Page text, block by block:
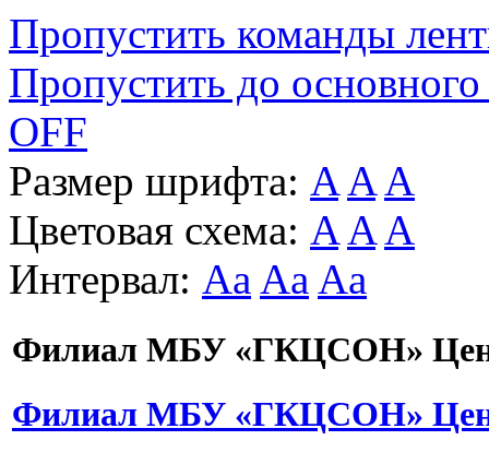
Пропустить команды
Пропустить до основного
OFF
Размер шрифта: A A A
Цветовая схема: A A A
Интервал: Aa Aa Aa
Филиал МБУ «ГКЦСОН»
Филиал МБУ «ГКЦСОН»